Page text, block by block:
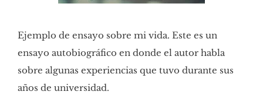
Ejemplo de ensayo sobre mi vida. Este es un
ensayo autobiográfico en donde el autor habla
sobre algunas experiencias que tuvo durante sus
años de universidad.